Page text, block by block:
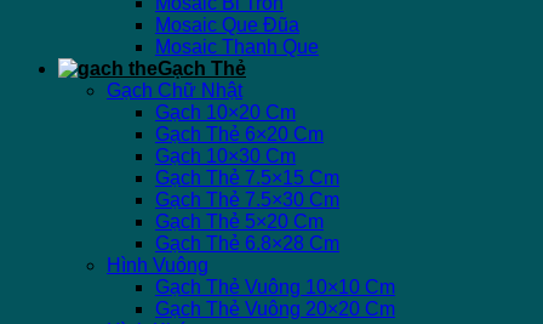
Mosaic Que Đũa
Mosaic Thanh Que
Gạch Thẻ
Gạch Chữ Nhật
Gạch 10×20 Cm
Gạch Thẻ 6×20 Cm
Gạch 10×30 Cm
Gạch Thẻ 7.5×15 Cm
Gạch Thẻ 7.5×30 Cm
Gạch Thẻ 5×20 Cm
Gạch Thẻ 6.8×28 Cm
Hình Vuông
Gạch Thẻ Vuông 10×10 Cm
Gạch Thẻ Vuông 20×20 Cm